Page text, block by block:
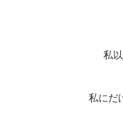
私
私にだ